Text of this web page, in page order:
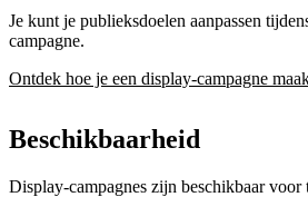
Je kunt je publieksdoelen aanpassen
campagne.
Ontdek hoe je een display-campagne
Beschikbaarheid
Display-campagnes zijn beschikbaar voor